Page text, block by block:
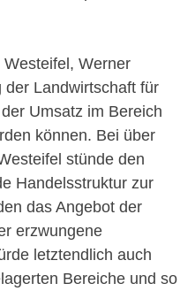
Werner
Landwirtschaft für
Umsatz im Bereich
können. Bei über
stünde den
Handelsstruktur zur
das Angebot der
erzwungene
letztendlich auch
Bereiche und so